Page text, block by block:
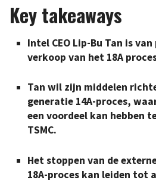
Key takeaways
Intel CEO Lip-Bu Tan is
verkoop van het 18A
Tan wil zijn middelen
generatie 14A-proces,
een voordeel kan hebben
TSMC.
Het stoppen van de
18A-proces kan leiden tot